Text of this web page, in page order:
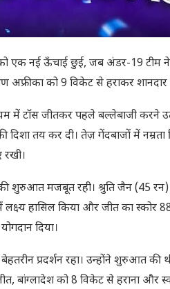
को एक नई ऊँचाई छुई, जब अंडर-19 टीम
को 9 विकेट से हराकर शानदार
में टॉस जीतकर पहले बल्लेबाजी
तय कर दी। तेज़ गेंदबाजों में
शुरुआत मजबूत रही। श्रुति जैन (45
हासिल किया और जीत का स्कोर 88/
दिया।
बेहतरीन प्रदर्शन रहा। उन्होंने
बांग्लादेश को 8 विकेट से हराना